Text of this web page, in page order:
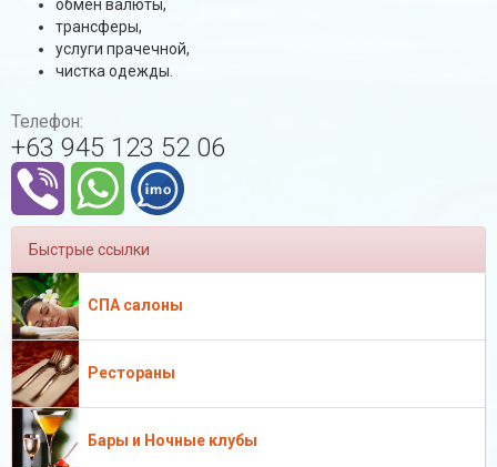
обмен валюты,
трансферы,
услуги прачечной,
чистка одежды.
Телефон:
+63 945 123 52 06
Быстрые ссылки
СПА салоны
Рестораны
Бары и Ночные клубы